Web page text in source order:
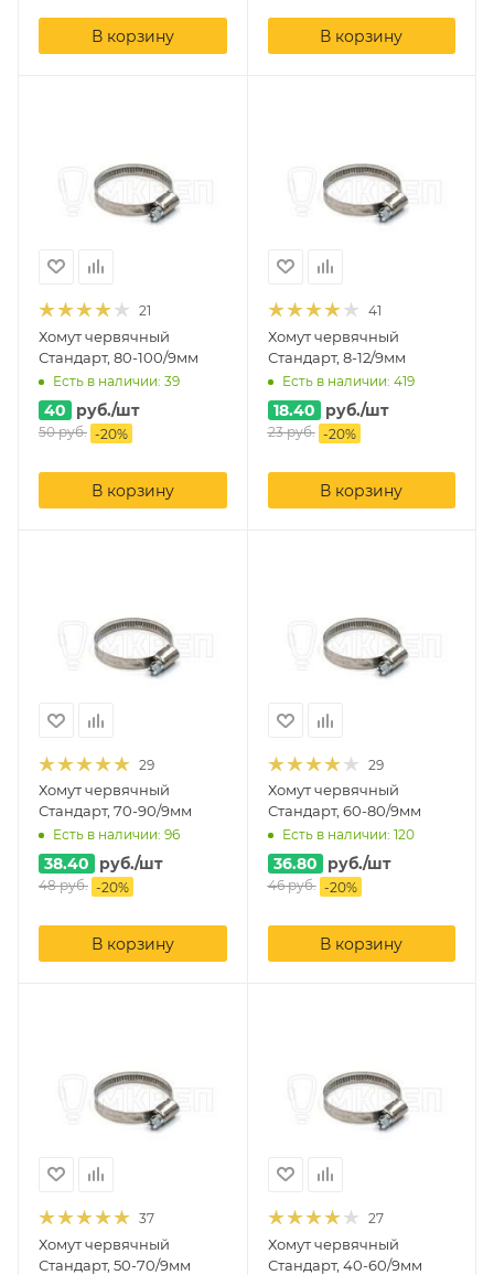
В корзину В корзину
21
Хомут червячный
Стандарт, 80-100/9мм
Есть в наличии: 39
40 руб./шт
50руб. -20%
В корзину
41
Хомут червячный
Стандарт, 8-12/9мм
Есть в наличии: 419
18.40 руб./шт
23руб. -20%
В корзину
29
Хомут червячный
Стандарт, 70-90/9мм
Есть в наличии: 96
38.40 руб./шт
48руб. -20%
В корзину
29
Хомут червячный
Стандарт, 60-80/9мм
Есть в наличии: 120
36.80 руб./шт
46руб. -20%
В корзину
37
Хомут червячный
Стандарт, 50-70/9мм
27
Хомут червячный
Стандарт, 40-60/9мм